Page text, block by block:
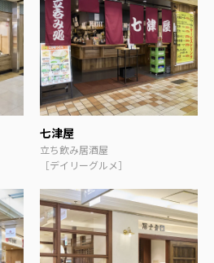
七津屋
立ち飲み居酒屋
［デイリーグルメ］